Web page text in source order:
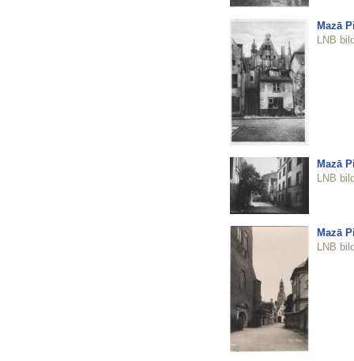
Mazā
LNB
Mazā
LNB
Mazā
LNB